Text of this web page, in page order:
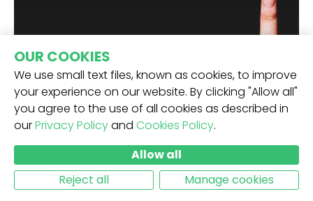
POLITIK
Die unerklärlichen Youtube-
OUR COOKIES
We use small text files, known as cookies, to improve
your experience on our website. By clicking "Allow all"
you agree to the use of all cookies as described in
ourPrivacy Policyand Cookies Policy.
Allow all
Reject all
Manage cookies